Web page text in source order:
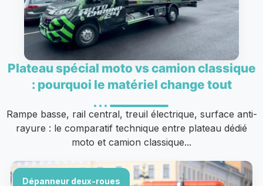
Plateau spécial moto vs camion classique
: pourquoi le matériel change tout
Rampe basse, rail central, treuil électrique, surface anti-
rayure : le comparatif technique entre plateau dédié
moto et camion classique...
Dépanneur deux-roues